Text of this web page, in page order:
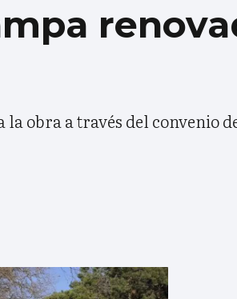
obra a través del convenio